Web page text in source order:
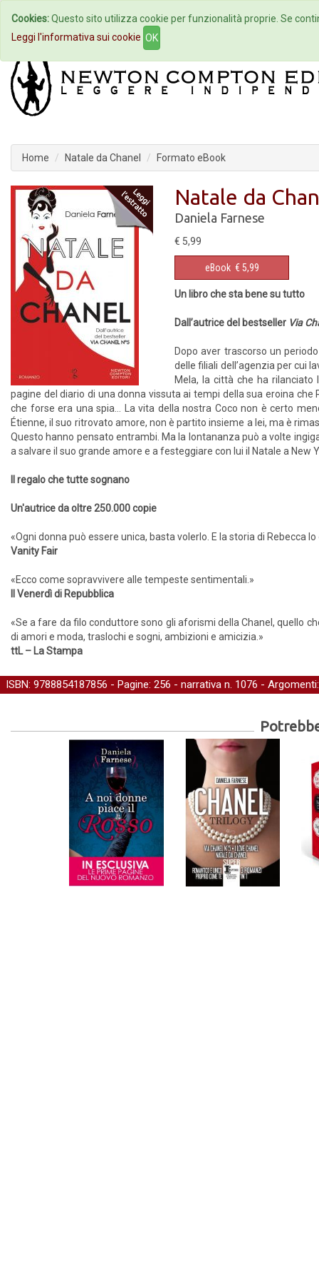
Home Autori Eventi
Home Natale da Chanel Formato eBook
Natale da
Daniela Farnese
€ 5,99
eBook € 5,99
Un libro che sta bene su tutto
Dall’autrice del bestseller Via
Dopo aver trascorso un
delle filiali dell’agenzia per cui
Mela, la città che ha rilanciato
pagine del diario di una donna vissuta ai tempi della sua eroina
che forse era una spia… La vita della nostra Coco non è certo
Étienne, il suo ritrovato amore, non è partito insieme a lei, ma è
Questo hanno pensato entrambi. Ma la lontananza può a volte
a salvare il suo grande amore e a festeggiare con lui il Natale a New
Il regalo che tutte sognano
Un'autrice da oltre 250.000 copie
«Ogni donna può essere unica, basta volerlo. E la storia di Rebecca
Vanity Fair
«Ecco come sopravvivere alle tempeste sentimentali.»
Il Venerdì di Repubblica
«Se a fare da filo conduttore sono gli aforismi della Chanel, quello
di amori e moda, traslochi e sogni, ambizioni e amicizia.»
ttL – La Stampa
ISBN: 9788854187856 - Pagine: 256 - narrativa n. 1076 -
Cookies:Questo sito utilizza cookie per funzionalità proprie. Se
Leggi l'informativa sui cookie OK